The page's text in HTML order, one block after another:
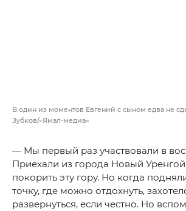
В один из моментов Евгений с сыном едва не
Зубков/«Ямал-медиа»
— Мы первый раз участвовали в
Приехали из города Новый
покорить эту гору. Но когда
точку, где можно отдохнуть,
развернуться, если честно. Но